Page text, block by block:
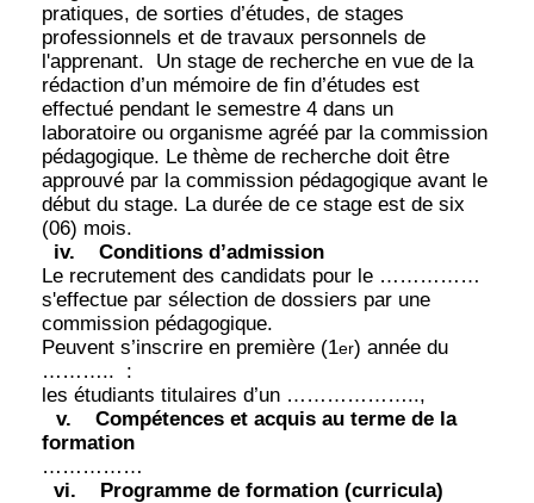
pratiques, de sorties d’études, de stages
professionnels et de travaux personnels de
l'apprenant.
Un stage de recherche en vue de la
rédaction d’un mémoire de fin d’études est
effectué pendant le semestre 4 dans un
laboratoire ou organisme agréé par la commission
pédagogique. Le thème de recherche doit être
approuvé par la commission pédagogique avant le
début du stage. La durée de ce stage est de six
(06) mois.
iv.
Conditions d’admission
Le recrutement des candidats pour le ……………
s'effectue par sélection de dossiers par une
commission pédagogique.
Peuvent s’inscrire en première (1er) année du
………..
:
les étudiants titulaires d’un ………………..,
v.
Compétences et acquis au terme de la
formation
……………
vi.
Programme de formation (curricula)